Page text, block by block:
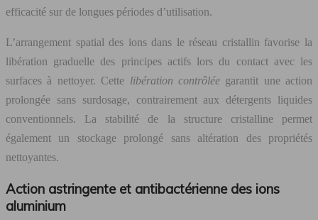
efficacité sur de longues périodes d’utilisation.
L’arrangement spatial des ions dans le réseau cristallin favorise la
libération graduelle des principes actifs lors du contact avec les
surfaces à nettoyer. Cette libération contrôlée garantit une action
prolongée sans surdosage, contrairement aux détergents liquides
conventionnels. La stabilité de la structure cristalline permet
également un stockage prolongé sans altération des propriétés
nettoyantes.
Action astringente et antibactérienne des ions
aluminium